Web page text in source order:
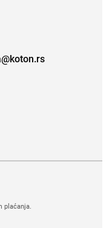
plaćanja.